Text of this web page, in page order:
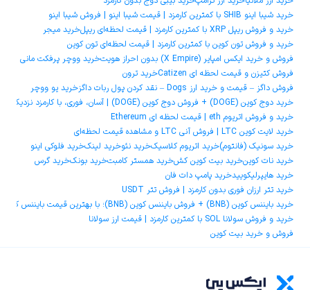
خرید شیبا اینو SHIB با کمترین کارمزد | قیمت شیبا اینو | فروش شیبا اینو
خرید و فروش ریپل XRP با کمترین کارمزد | قیمت لحظه‌ای ریپل
خرید میجر
خرید و فروش تون کوین با کمترین کارمزد | قیمت لحظه‌ای تون کوین
فروش و خرید ایکس امپایر (X Empire) بدون احراز هویت
خرید ووچر پرفکت مانی
فروش کتیزن و قیمت لحظه ای Catizen
خرید ترون
فروش داگز – قیمت و خرید ارز Dogs – نقد کردن پول ربات داگز
خرید یو ووچر
خرید دوج ‌کوین (DOGE) + فروش دوج ‌کوین (DOGE) | آسان، فوری، با کارمزد نزدیک به صفر
خرید و فروش اتریوم eth | قیمت لحظه ای Ethereum
خرید لایت کوین LTC | فروش آنی LTC و مشاهده قیمت لحظه‌ای
خرید سونیک (فانتوم)خرید اتریوم کلاسیکخرید نئوخرید لینکخرید فلوکی اینو
خرید نات کوینخرید بیت کوین کشخرید همستر کامبتخرید بونکخرید گرس
خرید هایپرلیکوییدخرید پامپ دات فان
خرید تتر ارزان فوری بدون کارمزد | فروش تتر USDT
خرید بایننس کوین (BNB) + فروش بایننس کوین (BNB)؛ با بهترین قیمت بایننس کوین و کمترین کارمزد
خرید و فروش سولانا SOL با کمترین کارمزد | قیمت ارز سولانا
فروش و خرید بیت کوین